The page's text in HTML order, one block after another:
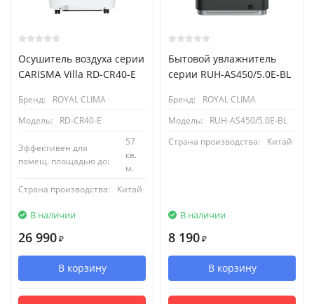
Осушитель воздуха серии
CARISMA Villa RD-CR40-E
Бренд:
ROYAL CLIMA
Модель:
RD-CR40-E
Эффективен для
помещ. площадью до:
57
кв.
м.
Страна производства:
Китай
В наличии
26 990 ₽
В корзину
Бытовой увлажнитель
серии RUH-AS450/5.0E-BL
Бренд:
ROYAL CLIMA
Модель:
RUH-AS450/5.0E-BL
Страна производства:
Китай
В наличии
8 190 ₽
В корзину